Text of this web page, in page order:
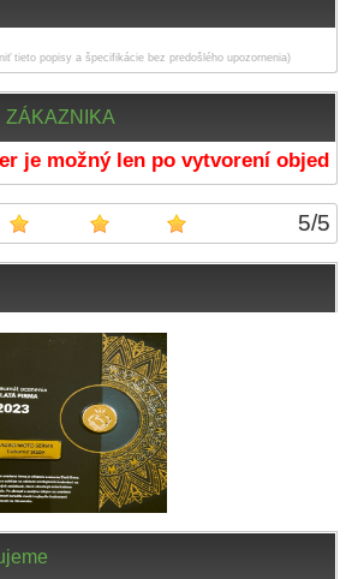
ZÁKAZNIKA
je možný len po vytvorení
5/5
tieto popisy a špecifikácie bez predošlého upozornenia)